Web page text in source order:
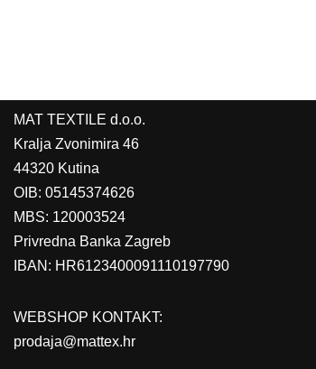
MAT TEXTILE d.o.o.
Kralja Zvonimira 46
44320 Kutina
OIB: 05145374626
MBS: 120003524
Privredna Banka Zagreb
IBAN: HR6123400091110197790
WEBSHOP KONTAKT:
prodaja@mattex.hr